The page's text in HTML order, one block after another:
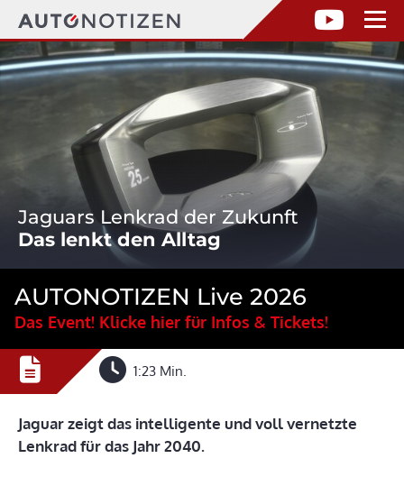
Jaguars Lenkrad der Zukunft
Das lenkt den Alltag
AUTONOTIZEN Live 2026
Das Event! Klicke hier für Infos & Tickets!
1:23 Min.
Jaguar zeigt das intelligente und voll vernetzte
Lenkrad für das Jahr 2040.